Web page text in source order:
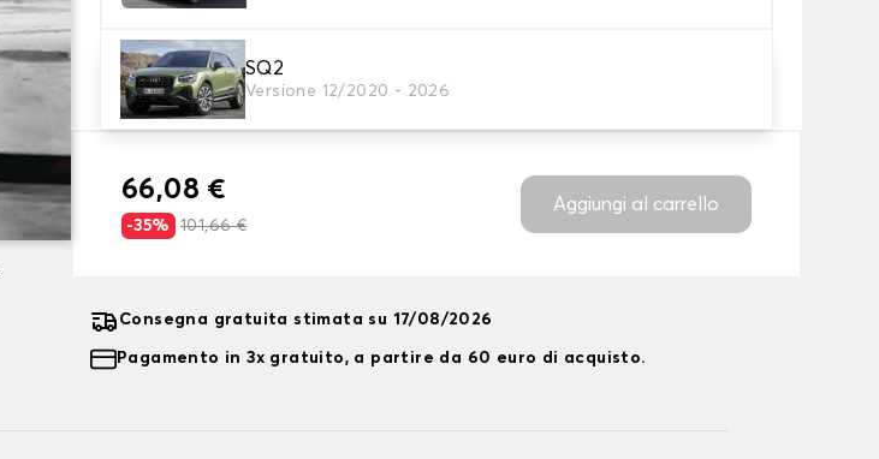
SQ2
Versione 12/2020 - 2026
2. Livello di protezione
Scegli il telo protettivo adatto alle tue esigenze
66,08 €
-35% 101,66 €
Aggiungi al carrello
Consegna gratuita stimata su 17/08/2026
Pagamento in 3x gratuito, a partire da 60 euro di acquisto.